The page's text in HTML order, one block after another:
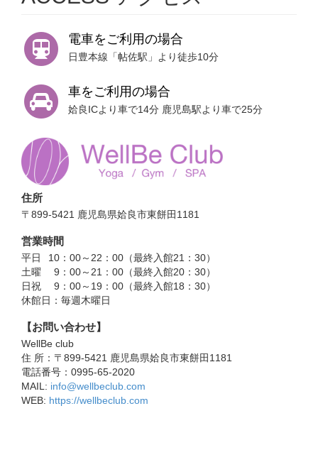
電車をご利用の場合
日豊本線「帖佐駅」より徒歩10分
車をご利用の場合
姶良ICより車で14分 鹿児島駅より車で25分
住所
〒899-5421 鹿児島県姶良市東餅田1181
営業時間
平日
10：00～22：00（最終入館21：30）
土曜
9：00～21：00（最終入館20：30）
日祝
9：00～19：00（最終入館18：30）
休館日：毎週木曜日
【お問い合わせ】
WellBe club
住 所：〒899-5421 鹿児島県姶良市東餅田1181
電話番号：0995-65-2020
MAIL: info@wellbeclub.com
WEB: https://wellbeclub.com